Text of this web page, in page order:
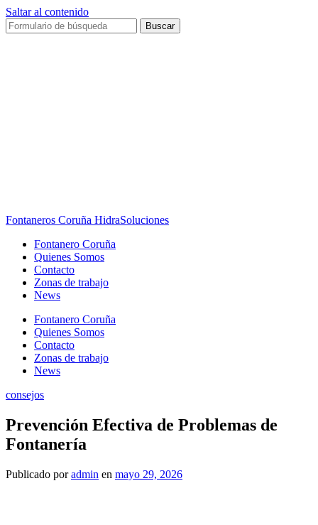
Saltar al contenido
Buscar
Fontaneros Coruña HidraSoluciones
Fontanero Coruña
Quienes Somos
Contacto
Zonas de trabajo
News
Fontanero Coruña
Quienes Somos
Contacto
Zonas de trabajo
News
consejos
Prevención Efectiva de Problemas de
Fontanería
Publicado poradmin en mayo 29, 2026